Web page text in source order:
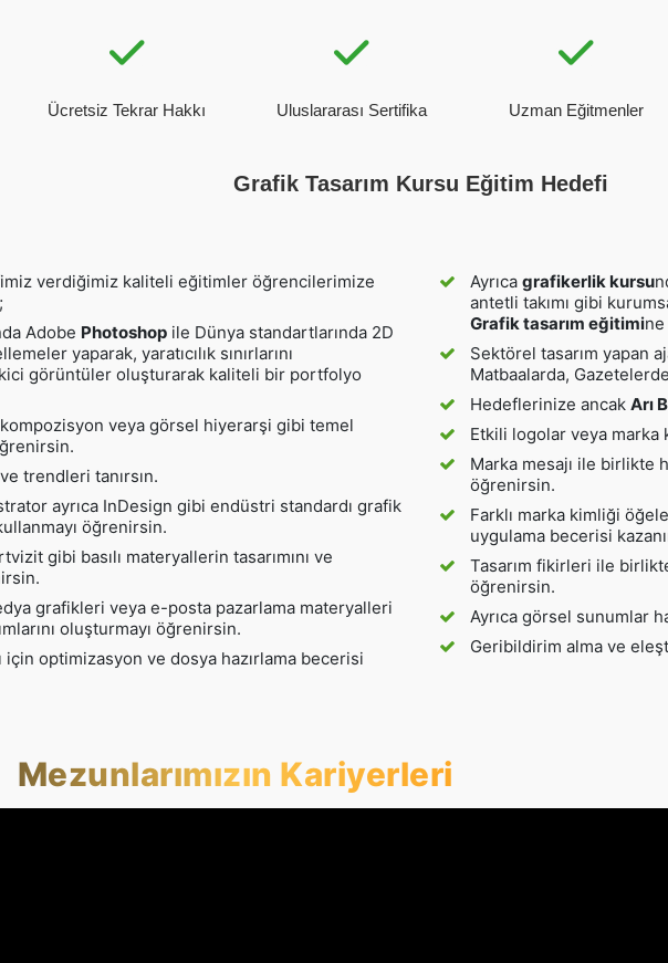
Ücretsiz Tekrar Hakkı Uluslararası Sertifika Uzman Eğitmenler
Grafik Tasarım Kursu Eğitim Hedefi
verdiğimiz kaliteli eğitimler öğrencilerimize
Adobe Photoshop ile Dünya standartlarında 2D
yaparak, yaratıcılık sınırlarını
görüntüler oluşturarak kaliteli bir portfolyo
veya görsel hiyerarşi gibi temel
trendleri tanırsın.
ayrıca InDesign gibi endüstri standardı grafik
öğrenirsin.
gibi basılı materyallerin tasarımını ve
grafikleri veya e-posta pazarlama materyalleri
oluşturmayı öğrenirsin.
için optimizasyon ve dosya hazırlama becerisi
Ayrıcagrafikerlik kursu
antetli takımı gibi
Grafik tasarım eğitimine
Sektörel tasarım yapan
Matbaalarda,
Hedeflerinize ancakArı
Etkili logolar veya
Marka mesajı ile
öğrenirsin.
Farklı marka kimliği
uygulama becerisi
Tasarım fikirleri ile
öğrenirsin.
Ayrıca görsel sunumlar
Geribildirim alma ve
Mezunlarımızın Kariyerleri